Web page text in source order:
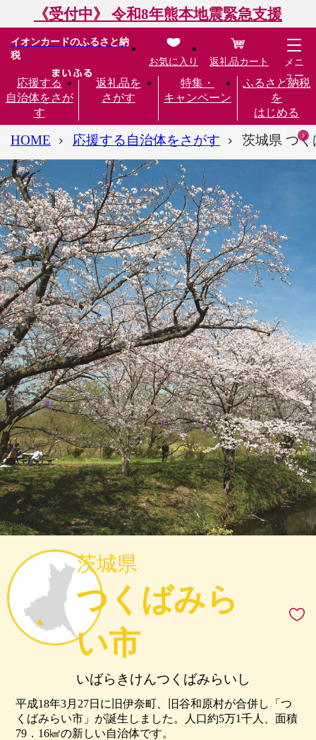
《受付中》 令和8年熊本地震緊急支援
イオンカードのふるさと納
税
応援する
自治体をさが
す
返礼品を
さがす
特集・
キャンペーン
ふるさと納税
を
はじめる
お気に入り 返礼品カート
メニ
ュー
HOME 応援する自治体をさがす 茨城県 つ
茨城県
つくばみら
い市
いばらきけんつくばみらいし
平成18年3月27日に旧伊奈町、旧谷和原村が合併し「つ
くばみらい市」が誕生しました。人口約5万1千人、面積
79．16㎢の新しい自治体です。